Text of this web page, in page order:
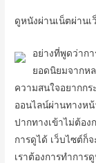
ดูหนังผ่านเน็ตผ่าน
อย่างที่พูดว่าก
ยอดนิยมจากห
ความสนใจอยากกร
ออนไลน์ผ่านทางห
ปากทางเข้าไม่ต้อง
การดูได้ เว็บไซต์ก็
เราต้องการทำการ